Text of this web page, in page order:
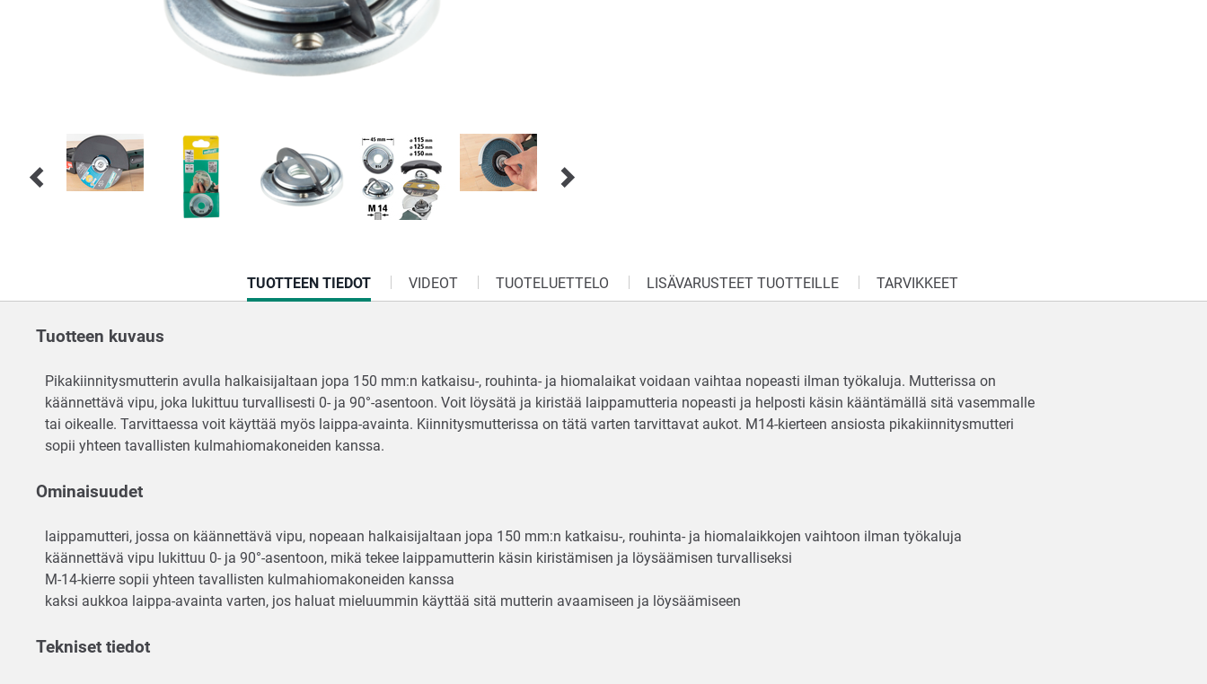
CURRENT
TAB:
TUOTTEEN TIEDOT VIDEOT TUOTELUETTELO LISÄVARUSTEET TUOTTEILLE TARVIKKEET
Tuotteen kuvaus
Pikakiinnitysmutterin avulla halkaisijaltaan jopa 150 mm:n katkaisu-, rouhinta- ja hiomalaikat voidaan vaihtaa nopeasti ilman työkaluja. Mutterissa on
käännettävä vipu, joka lukittuu turvallisesti 0- ja 90°-asentoon. Voit löysätä ja kiristää laippamutteria nopeasti ja helposti käsin kääntämällä sitä vasemmalle
tai oikealle. Tarvittaessa voit käyttää myös laippa-avainta. Kiinnitysmutterissa on tätä varten tarvittavat aukot. M14-kierteen ansiosta pikakiinnitysmutteri
sopii yhteen tavallisten kulmahiomakoneiden kanssa.
Ominaisuudet
laippamutteri, jossa on käännettävä vipu, nopeaan halkaisijaltaan jopa 150 mm:n katkaisu-, rouhinta- ja hiomalaikkojen vaihtoon ilman työkaluja
käännettävä vipu lukittuu 0- ja 90°-asentoon, mikä tekee laippamutterin käsin kiristämisen ja löysäämisen turvalliseksi
M-14-kierre sopii yhteen tavallisten kulmahiomakoneiden kanssa
kaksi aukkoa laippa-avainta varten, jos haluat mieluummin käyttää sitä mutterin avaamiseen ja löysäämiseen
Tekniset tiedot